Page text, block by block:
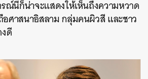
ณ์นี้ก็น่าจะแสดงให้เห็นถึงความหวาด
ศาสนาอิสลาม กลุ่มคนผิวสี และชาว
ดี